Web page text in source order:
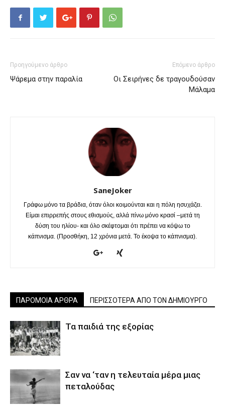
Προηγούμενο άρθρο
Ψάρεμα στην παραλία
Επόμενο άρθρο
Οι Σειρήνες δε τραγουδούσαν
Μάλαμα
SaneJoker
Γράφω μόνο τα βράδια, όταν όλοι κοιμούνται και η πόλη ησυχάζει.
Είμαι επιρρεπής στους εθισμούς, αλλά πίνω μόνο κρασί –μετά τη
δύση του ηλίου- και όλο σκέφτομαι ότι πρέπει να κόψω το
κάπνισμα. (Προσθήκη, 12 χρόνια μετά. Το έκοψα το κάπνισμα).
ΠΑΡΟΜΟΙΑ ΑΡΘΡΑ ΠΕΡΙΣΣΟΤΕΡΑ ΑΠΟ ΤΟΝ ΔΗΜΙΟΥΡΓΟ
Τα παιδιά της εξορίας
Σαν να ‘ταν η τελευταία μέρα μιας
πεταλούδας